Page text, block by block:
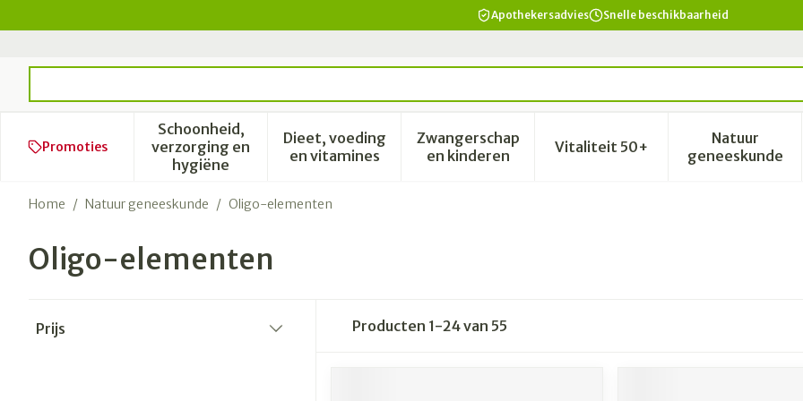
Apothekersadvies Snelle beschikbaarheid
Promoties
Schoonheid,
verzorging en
hygiëne
Toon submenu voor Schoonheid, verzorging en hygiëne categorie
Dieet, voeding
en vitaminesToon submenu voor Dieet, voeding en vitamines categorie
Zwangerschap
en kinderenToon submenu voor Zwangerschap en
Vitaliteit 50+Toon submenu voor Vitaliteit
Natuur
geneeskunde
Toon
Home / Natuur geneeskunde / Oligo-elementen
Oligo-elementen
Prijs
Producten 1-24van 55